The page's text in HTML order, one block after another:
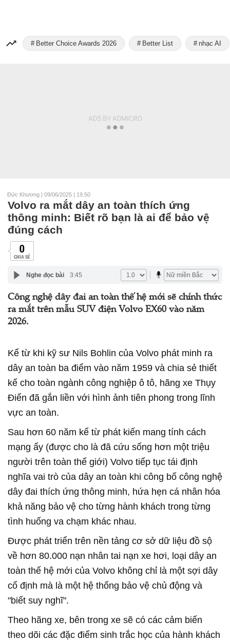
Better Choice Awards 2026 Better List nhạc AI
Đức Khương | 09/06/2025 | 19:50
Volvo ra mắt dây an toàn thích ứng
thông minh: Biết rõ bạn là ai để bảo vệ
đúng cách
0
CHIA SẺ
Nghe đọc bài 3:45
Công nghệ dây đai an toàn thế hệ mới sẽ chính thức
ra mắt trên mẫu SUV điện Volvo EX60 vào năm
2026.
Kể từ khi kỹ sư Nils Bohlin của Volvo phát minh ra
dây an toàn ba điểm vào năm 1959 và chia sẻ thiết
kế cho toàn ngành công nghiệp ô tô, hãng xe Thụy
Điển đã gắn liền với hình ảnh tiên phong trong lĩnh
vực an toàn.
Sau hơn 60 năm kể từ phát kiến mang tính cách
mạng ấy (được cho là đã cứu sống hơn một triệu
người trên toàn thế giới) Volvo tiếp tục tái định
nghĩa vai trò của dây an toàn khi công bố công nghệ
dây đai thích ứng thông minh, hứa hẹn cá nhân hóa
khả năng bảo vệ cho từng hành khách trong từng
tình huống va chạm khác nhau.
Được phát triển trên nền tảng cơ sở dữ liệu đồ sộ
về hơn 80.000 nạn nhân tai nạn xe hơi, loại dây an
toàn thế hệ mới của Volvo không chỉ là một sợi dây
cố định mà là một hệ thống bảo vệ chủ động và
"biết suy nghĩ".
Theo hãng xe, bên trong xe sẽ có các cảm biến
theo dõi các đặc điểm sinh trắc học của hành khách